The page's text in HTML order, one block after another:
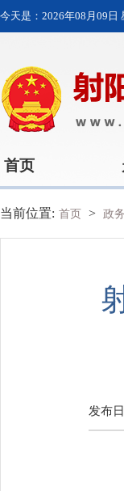
今天是： 2026年08月09日
首页
当前位置: 首页 > 政
发布